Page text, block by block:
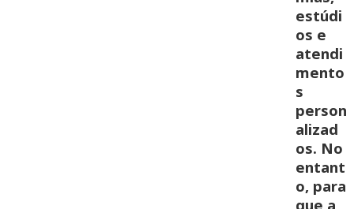
estúdi
os e
atendi
mento
s
person
alizad
os. No
entant
o, para
que a